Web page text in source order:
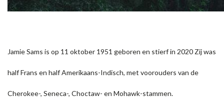
Jamie Sams is op 11 oktober 1951 geboren en stierf in 2020 Zij was
half Frans en half Amerikaans-Indisch, met voorouders van de
Cherokee-, Seneca-, Choctaw- en Mohawk-stammen.